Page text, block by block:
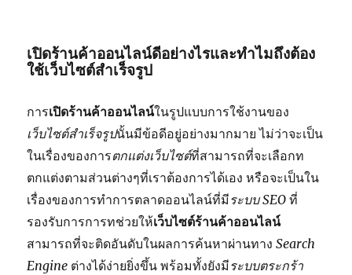
เปิดร้านค้าออนไลน์ดีอย่างไรและทำไมถึงต้อง
ใช้เว็บไซต์สำเร็จรูป
การเปิดร้านค้าออนไลน์ในรูปแบบการใช้งานของ
เว็บไซต์สำเร็จรูปนั้นมีข้อดีอยู่อย่างมากมาย ไม่ว่าจะเป็น
ในเรื่องของการตกแต่งเว็บไซต์ที่สามารถที่จะเลือกท
ตกแต่งตามส่วนต่างๆที่เราต้องการได้เอง หรือจะเป็นใน
เรื่องของการทำการตลาดออนไลน์ที่มีระบบ SEO ที่
รองรับการการทช่วยให้เว็บไซต์ร้านค้าออนไลน์
สามารถที่จะติดอันดับในผลการค้นหาผ่านทางSearch
Engine ต่างได้ง่ายยิ่งขึ้น พร้อมทั้งยังมีระบบตระกร้า